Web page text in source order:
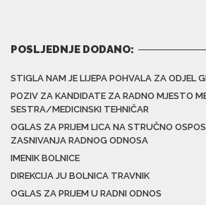
POSLJEDNJE DODANO:
STIGLA NAM JE LIJEPA POHVALA ZA ODJEL
POZIV ZA KANDIDATE ZA RADNO MJESTO
SESTRA/MEDICINSKI TEHNIČAR
OGLAS ZA PRIJEM LICA NA STRUČNO
ZASNIVANJA RADNOG ODNOSA
IMENIK BOLNICE
DIREKCIJA JU BOLNICA TRAVNIK
OGLAS ZA PRIJEM U RADNI ODNOS